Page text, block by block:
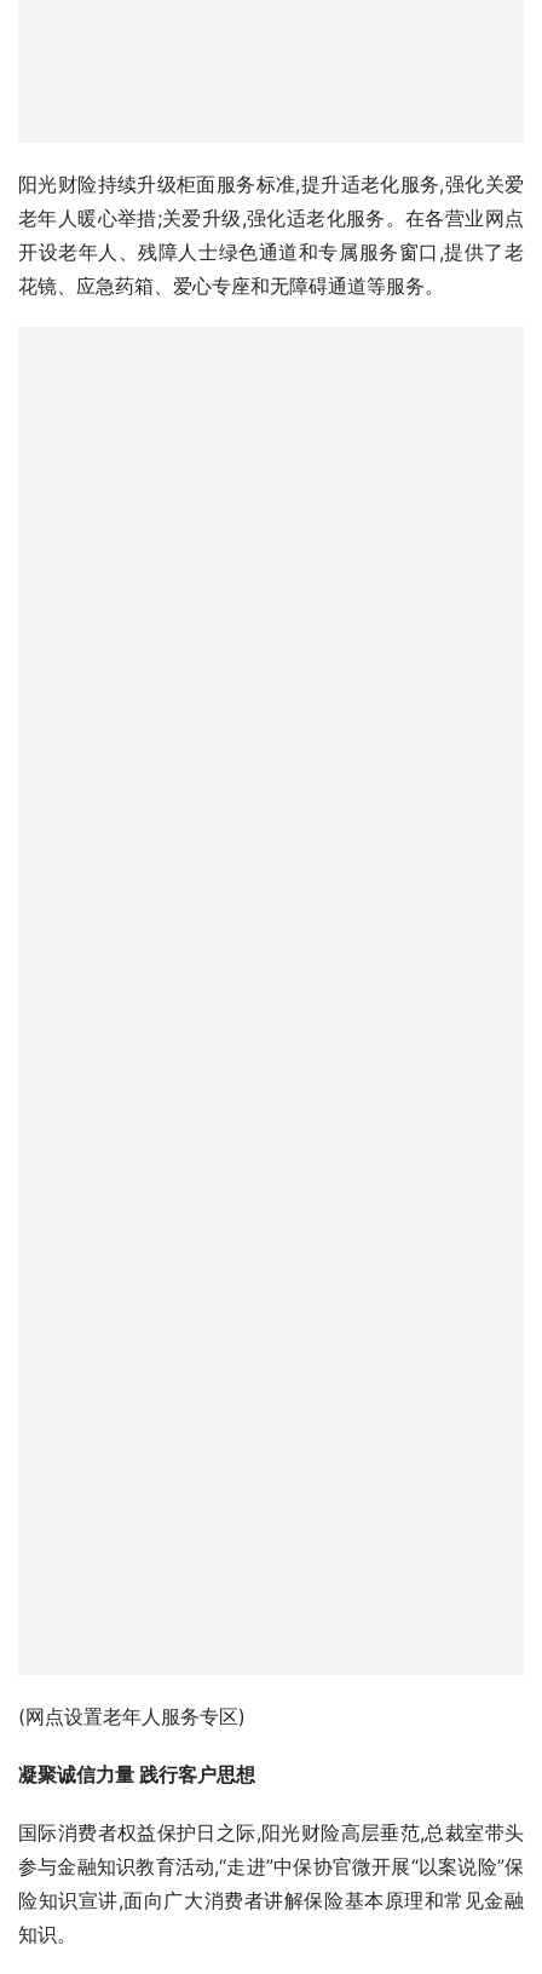
阳光财险持续升级柜面服务标准,提升适老化服务,强化关爱
老年人暖心举措;关爱升级,强化适老化服务。在各营业网点
开设老年人、残障人士绿色通道和专属服务窗口,提供了老
花镜、应急药箱、爱心专座和无障碍通道等服务。
(网点设置老年人服务专区)
凝聚诚信力量 践行客户思想
国际消费者权益保护日之际,阳光财险高层垂范,总裁室带头
参与金融知识教育活动,“走进”中保协官微开展“以案说险”保
险知识宣讲,面向广大消费者讲解保险基本原理和常见金融
知识。